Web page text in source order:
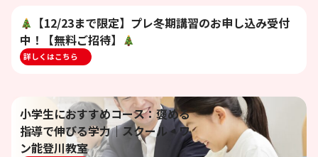
【12/23まで限定】プレ冬期講習のお申し込み受付
中！【無料ご招待】
詳しくはこちら
小学生におすすめコース：褒める
指導で伸びる学力｜スクール・ワ
ン能登川教室